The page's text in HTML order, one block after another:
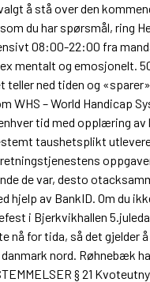
å stå over den
du har spørsmål, ring
08:00-22:00 fra
mentalt og emosjonelt.
teller ned tiden og «sparer»
WHS – World Handicap
tid med opplæring av
taushetsplikt
de var, desto
av BankID. Om du
i Bjerkvikhallen
nå for tida, så det gjelder
nord. Røhnebæk
§ 21